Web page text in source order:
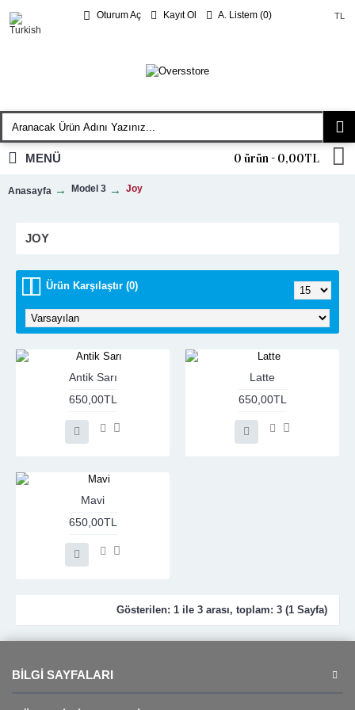
TL
Oturum Aç Kayıt Ol A. Listem (0)
0 ürün - 0,00TL
MENÜ
Anasayfa Model 3 Joy
JOY
Ürün Karşılaştır (0)
Antik Sarı
650,00TL
Latte
650,00TL
Mavi
650,00TL
Gösterilen: 1 ile 3 arası, toplam: 3 (1 Sayfa)
BILGI SAYFALARI